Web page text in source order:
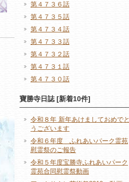
第４７３６話
第４７３５話
第４７３４話
第４７３３話
第４７３２話
第４７３１話
第４７３０話
寶勝寺日誌 [新着10件]
令和８年 新年あけましておめでと
うございます
令和６年度 ふれあいパーク霊苑
慰霊祭のご報告
令和５年度宝勝寺ふれあいパーク
霊苑合同慰霊祭動画